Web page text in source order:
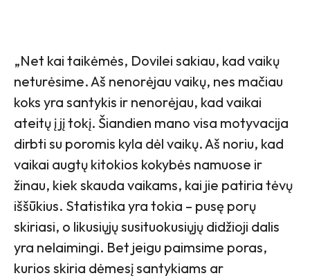
„Net kai taikėmės, Dovilei sakiau, kad vaikų
neturėsime. Aš nenorėjau vaikų, nes mačiau
koks yra santykis ir nenorėjau, kad vaikai
ateitų į jį tokį. Šiandien mano visa motyvacija
dirbti su poromis kyla dėl vaikų. Aš noriu, kad
vaikai augtų kitokios kokybės namuose ir
žinau, kiek skauda vaikams, kai jie patiria tėvų
iššūkius. Statistika yra tokia – pusę porų
skiriasi, o likusiųjų susituokusiųjų didžioji dalis
yra nelaimingi. Bet jeigu paimsime poras,
kurios skiria dėmesį santykiams ar